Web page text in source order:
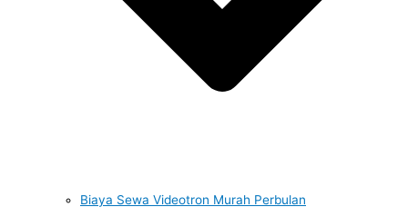
Biaya Sewa Videotron Murah Perbulan